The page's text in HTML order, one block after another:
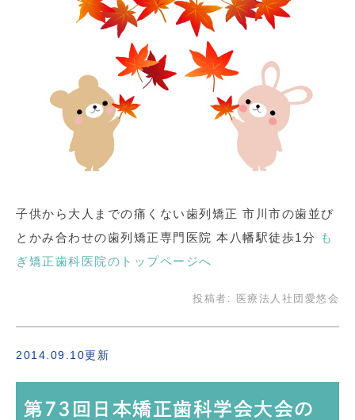
子供から大人までの痛くない歯列矯正 市川市の歯並び
とかみ合わせの歯列矯正専門医院 本八幡駅徒歩1分
も
ぎ矯正歯科医院のトップページへ
投稿者: 医療法人社団愛悠会
2014.09.10更新
第73回日本矯正歯科学会大会の